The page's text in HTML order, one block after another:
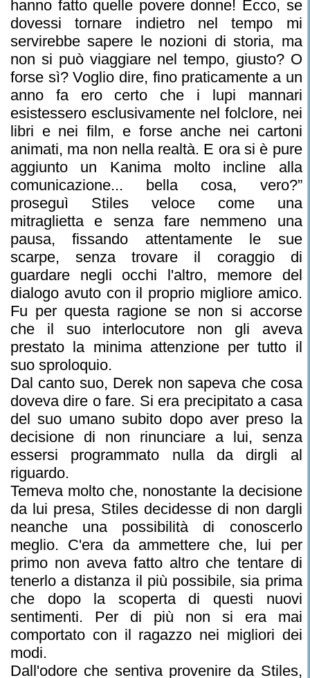
hanno fatto quelle povere donne! Ecco, se
dovessi tornare indietro nel tempo mi
servirebbe sapere le nozioni di storia, ma
non si può viaggiare nel tempo, giusto? O
forse sì? Voglio dire, fino praticamente a un
anno fa ero certo che i lupi mannari
esistessero esclusivamente nel folclore, nei
libri e nei film, e forse anche nei cartoni
animati, ma non nella realtà. E ora si è pure
aggiunto un Kanima molto incline alla
comunicazione... bella cosa, vero?”
proseguì Stiles veloce come una
mitraglietta e senza fare nemmeno una
pausa, fissando attentamente le sue
scarpe, senza trovare il coraggio di
guardare negli occhi l'altro, memore del
dialogo avuto con il proprio migliore amico.
Fu per questa ragione se non si accorse
che il suo interlocutore non gli aveva
prestato la minima attenzione per tutto il
suo sproloquio.
Dal canto suo, Derek non sapeva che cosa
doveva dire o fare. Si era precipitato a casa
del suo umano subito dopo aver preso la
decisione di non rinunciare a lui, senza
essersi programmato nulla da dirgli al
riguardo.
Temeva molto che, nonostante la decisione
da lui presa, Stiles decidesse di non dargli
neanche una possibilità di conoscerlo
meglio. C'era da ammettere che, lui per
primo non aveva fatto altro che tentare di
tenerlo a distanza il più possibile, sia prima
che dopo la scoperta di questi nuovi
sentimenti. Per di più non si era mai
comportato con il ragazzo nei migliori dei
modi.
Dall'odore che sentiva provenire da Stiles,